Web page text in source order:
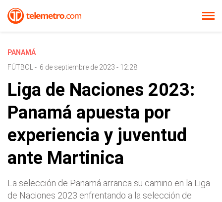
PANAMÁ
FÚTBOL
- 6 de septiembre de 2023 - 12:28
Liga de Naciones 2023:
Panamá apuesta por
experiencia y juventud
ante Martinica
La selección de Panamá arranca su camino en la Liga
de Naciones 2023 enfrentando a la selección de